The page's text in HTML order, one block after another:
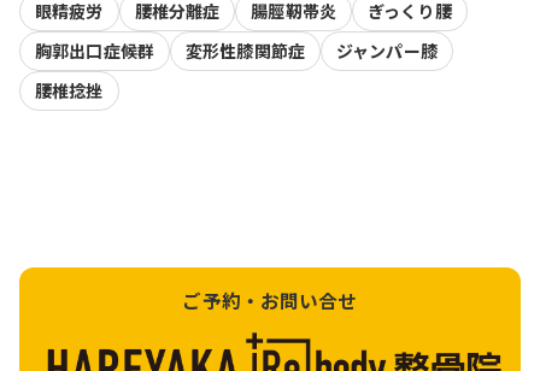
眼精疲労
腰椎分離症 腸脛靭帯炎
ぎっくり腰
胸郭出口症候群
変形性膝関節症
ジャンパー膝
腰椎捻挫
ご予約・お問い合せ